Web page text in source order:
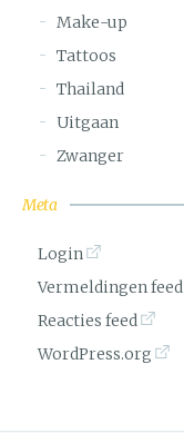
Make-up
Tattoos
Thailand
Uitgaan
Zwanger
Meta
Login
Vermeldingen feed
Reacties feed
WordPress.org